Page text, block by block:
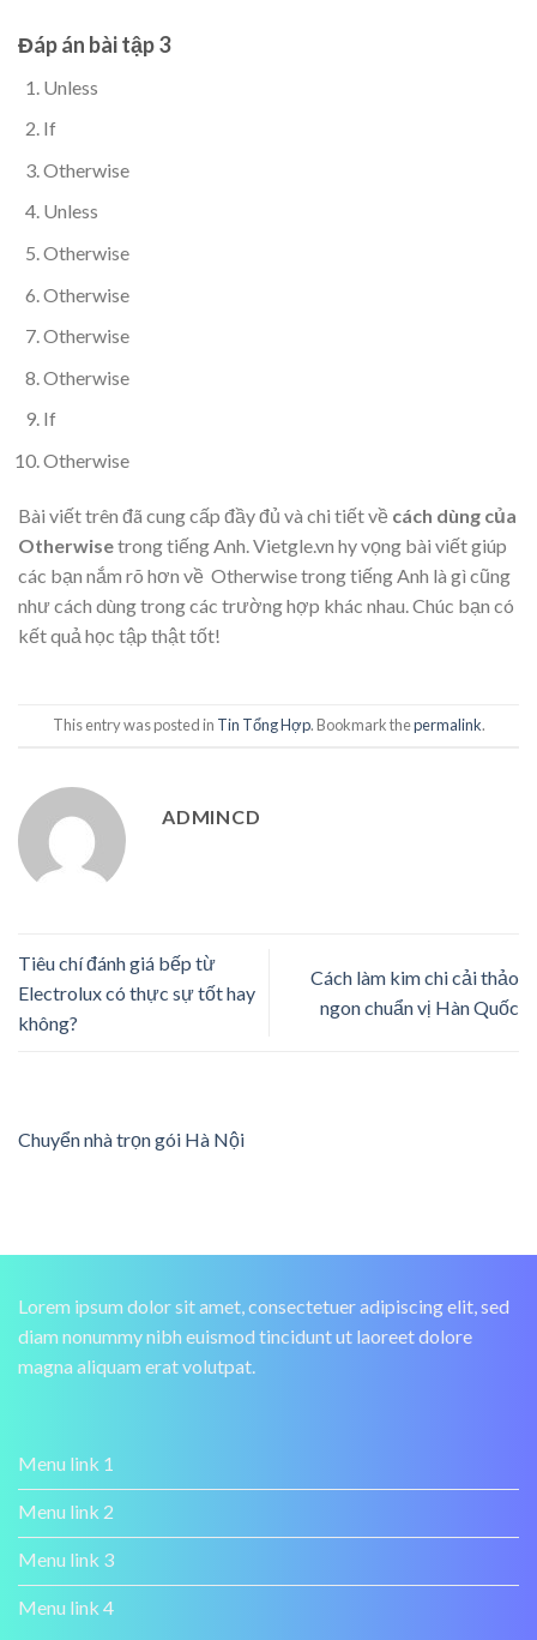
Đáp án bài tập 3
Unless
If
Otherwise
Unless
Otherwise
Otherwise
Otherwise
Otherwise
If
Otherwise
Bài viết trên đã cung cấp đầy đủ và chi tiết về cách dùng của
Otherwisetrong tiếng Anh. Vietgle.vn hy vọng bài viết giúp
các bạn nắm rõ hơn về Otherwise trong tiếng Anh là gì cũng
như cách dùng trong các trường hợp khác nhau. Chúc bạn có
kết quả học tập thật tốt!
This entry was posted in Tin Tổng Hợp. Bookmark thepermalink.
ADMINCD
Tiêu chí đánh giá bếp từ
Electrolux có thực sự tốt hay
không?
Cách làm kim chi cải thảo
ngon chuẩn vị Hàn Quốc
Chuyển nhà trọn gói Hà Nội
Lorem ipsum dolor sit amet, consectetuer adipiscing elit, sed
diam nonummy nibh euismod tincidunt ut laoreet dolore
magna aliquam erat volutpat.
Menu link 1
Menu link 2
Menu link 3
Menu link 4